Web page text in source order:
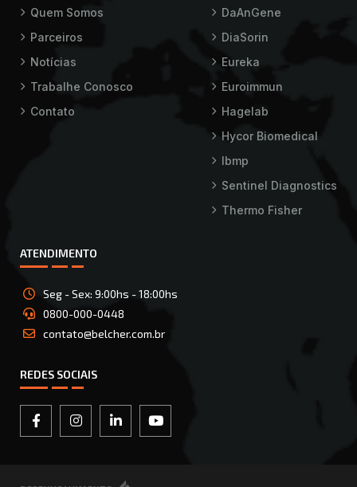
Quem Somos
Parceiros
Notícias
Trabalhe Conosco
Contato
DaAnGene
DiaSorin
Eureka
Euroimmun
Hagelab
Hycor Biomedical
Ibmp
Sentinel Diagnostics
Thermo Fisher
ATENDIMENTO
Seg - Sex: 9:00hs - 18:00hs
0800-000-0448
contato@belcher.com.br
REDES SOCIAIS